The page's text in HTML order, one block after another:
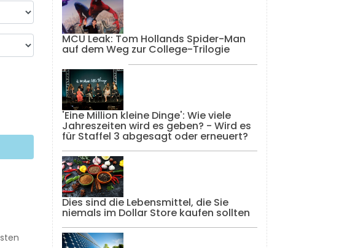
MCU Leak: Tom Hollands Spider-Man
auf dem Weg zur College-Trilogie
'Eine Million kleine Dinge': Wie viele
Jahreszeiten wird es geben? - Wird es
für Staffel 3 abgesagt oder erneuert?
Dies sind die Lebensmittel, die Sie
niemals im Dollar Store kaufen sollten